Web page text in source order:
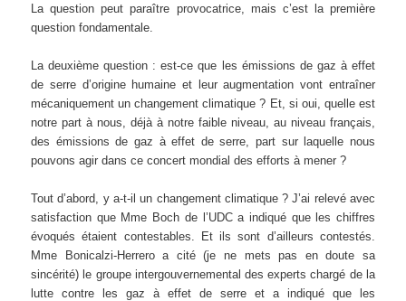
La question peut paraître provocatrice, mais c’est la première
question fondamentale.
La deuxième question : est-ce que les émissions de gaz à effet
de serre d’origine humaine et leur augmentation vont entraîner
mécaniquement un changement climatique ? Et, si oui, quelle est
notre part à nous, déjà à notre faible niveau, au niveau français,
des émissions de gaz à effet de serre, part sur laquelle nous
pouvons agir dans ce concert mondial des efforts à mener ?
Tout d’abord, y a-t-il un changement climatique ? J’ai relevé avec
satisfaction que Mme Boch de l’UDC a indiqué que les chiffres
évoqués étaient contestables. Et ils sont d’ailleurs contestés.
Mme Bonicalzi-Herrero a cité (je ne mets pas en doute sa
sincérité) le groupe intergouvernemental des experts chargé de la
lutte contre les gaz à effet de serre et a indiqué que les